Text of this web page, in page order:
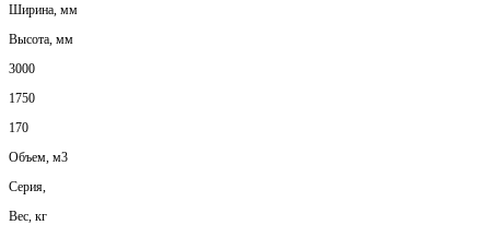
Ширина, мм
Высота, мм
3000
1750
170
Объем, м3
Серия,
Вес, кг